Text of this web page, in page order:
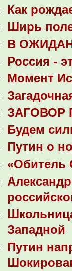
Как
Ширь
В
Россия -
Момент
ЗАГОВОР
Будем
Путин о
«Обитель
Западной
Путин